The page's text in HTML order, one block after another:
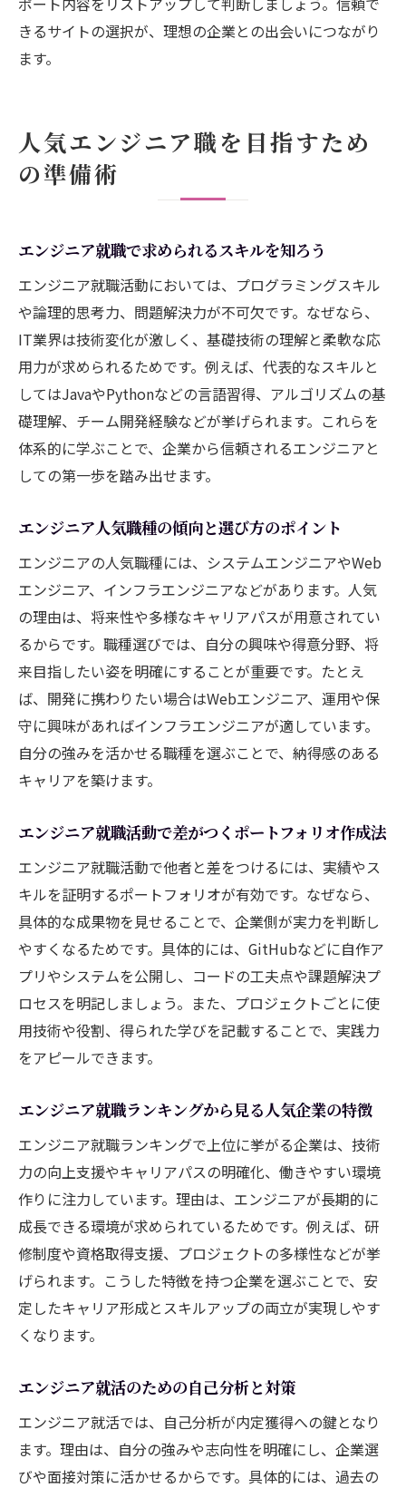
エンジニア就活評判を活用した企業選びの
エンジニアの職場選びで失敗しない方法
エンジニア就活サイト活用で内定獲得へ
エンジニア就活サイトを効率的に使う方法
び
エンジニア就活サイトの評判を活かした対
策
エンジニア就職活動とサイト活用の成功事
例
エンジニア就職未経験者におすすめの活用
術
エンジニア就活ランキングを参考にサイト
を選ぶ
この業界でキャリアを築くための心得
視点
エンジニア就職後のスキルアップ習慣の作
り方
エンジニア業界で生き抜くための自己成長
戦略
エンジニア就職とキャリア形成の関係性を
知る
エンジニアのキャリアアップに役立つ情報
エンジニアとして安定した職場を選ぶポイ
ント
きるサイトの選択が、理想の企業との出会いにつながり
ます。
人気エンジニア職を目指すため
の準備術
エンジニア就職で求められるスキルを知ろう
エンジニア就職活動においては、プログラミングスキル
や論理的思考力、問題解決力が不可欠です。なぜなら、
IT業界は技術変化が激しく、基礎技術の理解と柔軟な応
用力が求められるためです。例えば、代表的なスキルと
してはJavaやPythonなどの言語習得、アルゴリズムの基
礎理解、チーム開発経験などが挙げられます。これらを
体系的に学ぶことで、企業から信頼されるエンジニアと
しての第一歩を踏み出せます。
エンジニア人気職種の傾向と選び方のポイント
エンジニアの人気職種には、システムエンジニアやWeb
エンジニア、インフラエンジニアなどがあります。人気
の理由は、将来性や多様なキャリアパスが用意されてい
るからです。職種選びでは、自分の興味や得意分野、将
来目指したい姿を明確にすることが重要です。たとえ
ば、開発に携わりたい場合はWebエンジニア、運用や保
守に興味があればインフラエンジニアが適しています。
自分の強みを活かせる職種を選ぶことで、納得感のある
キャリアを築けます。
エンジニア就職活動で差がつくポートフォリオ作成法
エンジニア就職活動で他者と差をつけるには、実績やス
キルを証明するポートフォリオが有効です。なぜなら、
具体的な成果物を見せることで、企業側が実力を判断し
やすくなるためです。具体的には、GitHubなどに自作ア
プリやシステムを公開し、コードの工夫点や課題解決プ
ロセスを明記しましょう。また、プロジェクトごとに使
用技術や役割、得られた学びを記載することで、実践力
をアピールできます。
エンジニア就職ランキングから見る人気企業の特徴
エンジニア就職ランキングで上位に挙がる企業は、技術
力の向上支援やキャリアパスの明確化、働きやすい環境
作りに注力しています。理由は、エンジニアが長期的に
成長できる環境が求められているためです。例えば、研
修制度や資格取得支援、プロジェクトの多様性などが挙
げられます。こうした特徴を持つ企業を選ぶことで、安
定したキャリア形成とスキルアップの両立が実現しやす
くなります。
エンジニア就活のための自己分析と対策
エンジニア就活では、自己分析が内定獲得への鍵となり
ます。理由は、自分の強みや志向性を明確にし、企業選
びや面接対策に活かせるからです。具体的には、過去の